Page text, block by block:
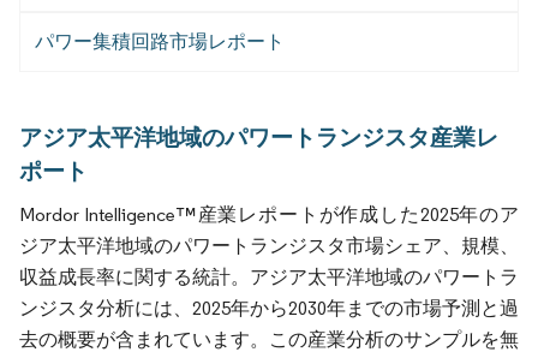
パワー集積回路市場レポート
アジア太平洋地域のパワートランジスタ産業レ
ポート
Mordor Intelligence™産業レポートが作成した2025年のア
ジア太平洋地域のパワートランジスタ市場シェア、規模、
収益成長率に関する統計。アジア太平洋地域のパワートラ
ンジスタ分析には、2025年から2030年までの市場予測と過
去の概要が含まれています。この産業分析のサンプルを無